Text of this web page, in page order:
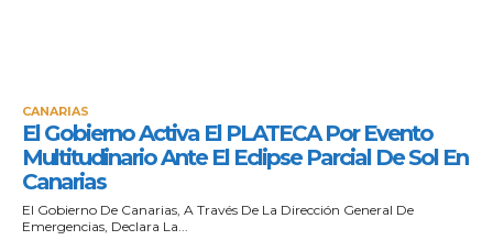
CANARIAS
El Gobierno Activa El PLATECA Por Evento
Multitudinario Ante El Eclipse Parcial De Sol En
Canarias
El Gobierno De Canarias, A Través De La Dirección General De
Emergencias, Declara La...